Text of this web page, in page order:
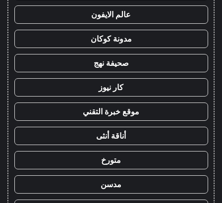
عالم الايفون
مدونة كوكان
صحيفة نهج
كار نيوز
موقع خبرة التقني
أناقة أنثى
متورخ
مدسن